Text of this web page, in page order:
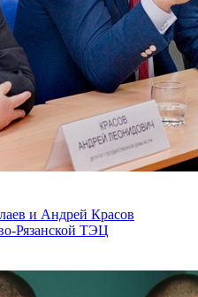
и Андрей Красов
Рязанской ТЭЦ